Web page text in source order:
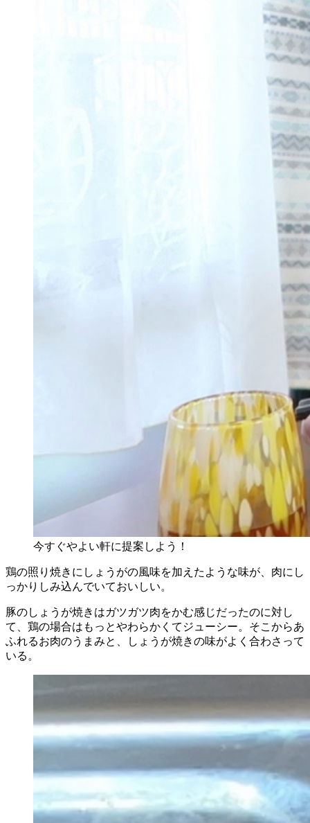
今すぐやよい軒に提案しよう！
鶏の照り焼きにしょうがの風味を加えたような味が、肉にし
っかりしみ込んでいておいしい。
豚のしょうが焼きはガツガツ肉をかむ感じだったのに対し
て、鶏の場合はもっとやわらかくてジューシー。そこからあ
ふれるお肉のうまみと、しょうが焼きの味がよく合わさって
いる。